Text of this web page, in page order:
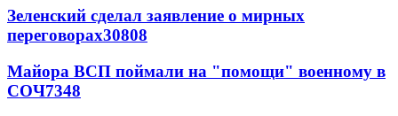
Зеленский сделал заявление о мирных
переговорах30808
Майора ВСП поймали на "помощи" военному в
СОЧ7348